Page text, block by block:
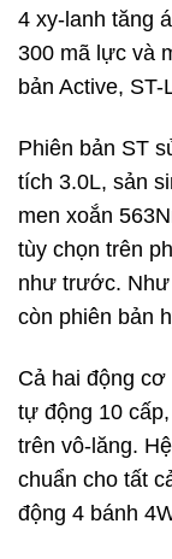
4 xy-lanh tăng
300 mã lực và
bản Active,
Phiên bản ST
tích 3.0L, sản
men xoắn
tùy chọn trên
như trước. Như
còn phiên bản
Cả hai động
tự động 10
trên vô-lăng.
chuẩn cho tất
động 4 bánh